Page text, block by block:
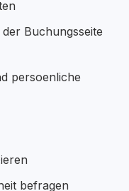
Buchungsseite
persoenliche
befragen